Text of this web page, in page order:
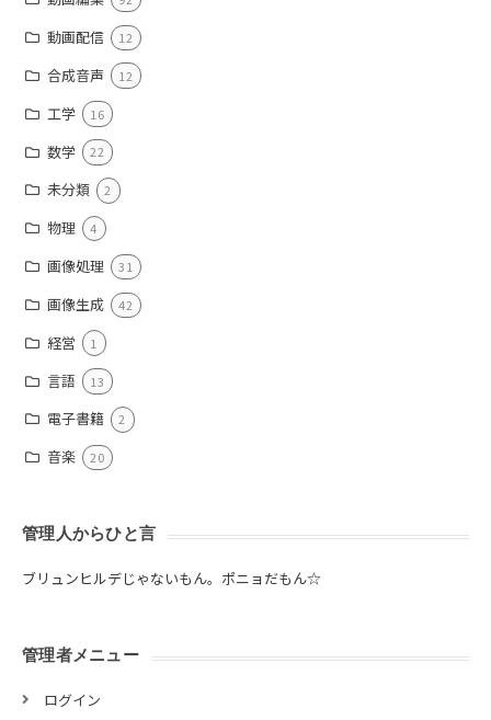
動画配信 12
合成音声 12
工学 16
数学 22
未分類 2
物理 4
画像処理 31
画像生成 42
経営 1
言語 13
電子書籍 2
音楽 20
管理人からひと言
ブリュンヒルデじゃないもん。ポニョだもん☆
管理者メニュー
ログイン